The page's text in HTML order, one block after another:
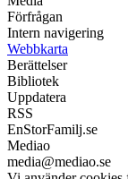
Förfrågan
Intern navigering
Webbkarta
Berättelser
Bibliotek
Uppdatera
RSS
EnStorFamilj.se
Mediao
media@mediao.se